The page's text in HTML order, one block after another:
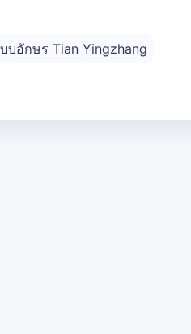
บอักษร Tian Yingzhang